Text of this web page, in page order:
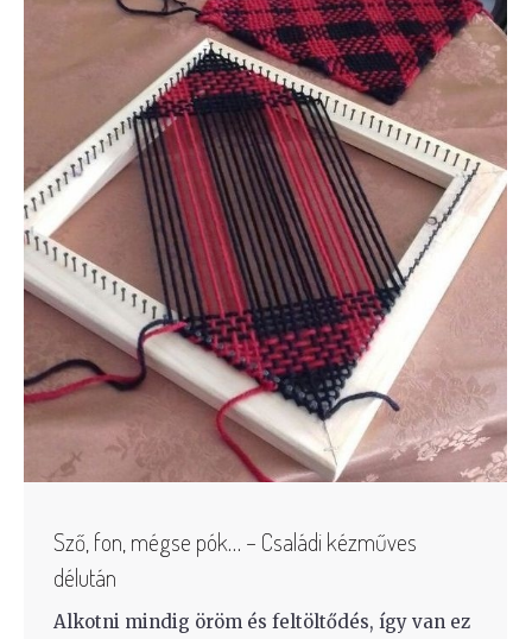
Sző, fon, mégse pók… – Családi kézműves
délután
Alkotni mindig öröm és feltöltődés, így van ez